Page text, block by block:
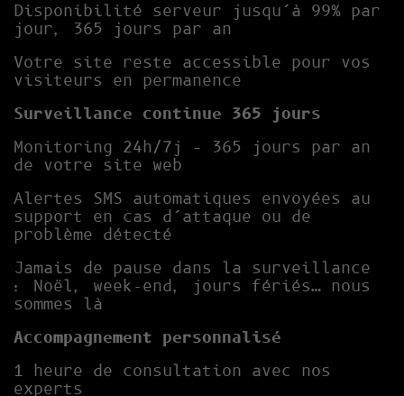
Disponibilité serveur jusqu’à 99% par
jour, 365 jours par an
Votre site reste accessible pour vos
visiteurs en permanence
Surveillance continue 365 jours
Monitoring 24h/7j – 365 jours par an
de votre site web
Alertes SMS automatiques envoyées au
support en cas d’attaque ou de
problème détecté
Jamais de pause dans la surveillance
: Noël, week-end, jours fériés… nous
sommes là
Accompagnement personnalisé
1 heure de consultation avec nos
experts